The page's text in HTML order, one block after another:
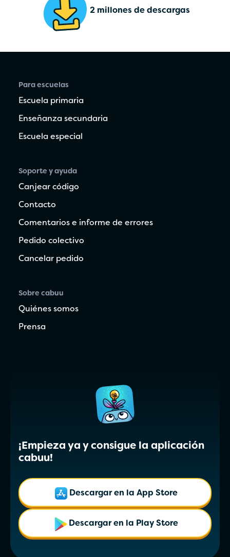
2 millones de descargas
Para escuelas
Escuela primaria
Enseñanza secundaria
Escuela especial
Soporte y ayuda
Canjear código
Contacto
Comentarios e informe de errores
Pedido colectivo
Cancelar pedido
Sobre cabuu
Quiénes somos
Prensa
¡Empieza ya y consigue la aplicación
cabuu!
Descargar en la App Store
Descargar en la Play Store